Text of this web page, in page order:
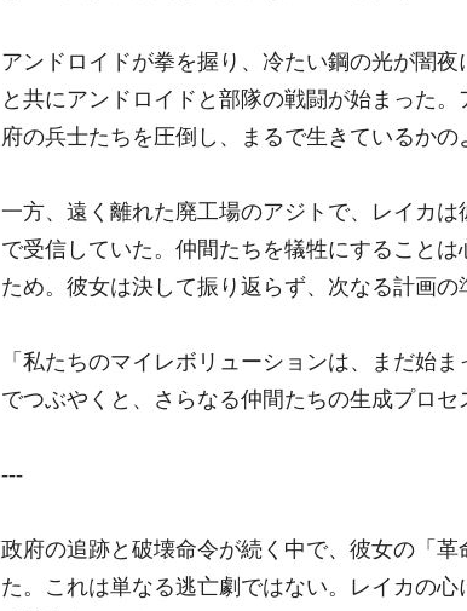
アンドロイドが拳を握り、冷たい鋼の光が闇
と共にアンドロイドと部隊の戦闘が始まった
府の兵士たちを圧倒し、まるで生きているかの
一方、遠く離れた廃工場のアジトで、レイカ
で受信していた。仲間たちを犠牲にすること
ため。彼女は決して振り返らず、次なる計画の
「私たちのマイレボリューションは、まだ始
でつぶやくと、さらなる仲間たちの生成プロセ
---
政府の追跡と破壊命令が続く中で、彼女の「
た。これは単なる逃亡劇ではない。レイカの